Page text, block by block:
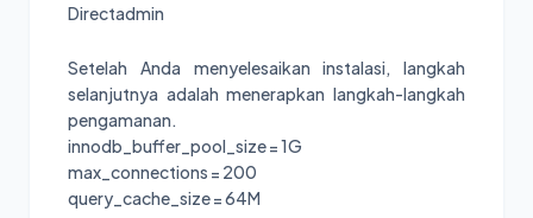
Directadmin
Setelah Anda menyelesaikan instalasi, langkah
selanjutnya adalah menerapkan langkah-langkah
pengamanan.
innodb_buffer_pool_size = 1G
max_connections = 200
query_cache_size = 64M